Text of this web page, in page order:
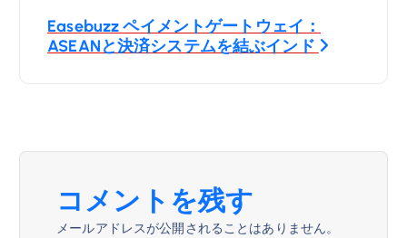
ビ
シ
Easebuzz ペイメントゲートウェイ：
ASEANと決済システムを結ぶインド
コメントを残す
メールアドレスが公開されることはありません。